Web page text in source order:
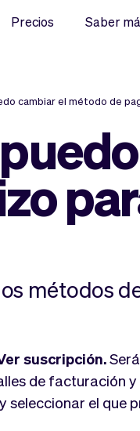
Precios Saber
cambiar el método de
métodos
suscripción.
de facturación
seleccionar el que